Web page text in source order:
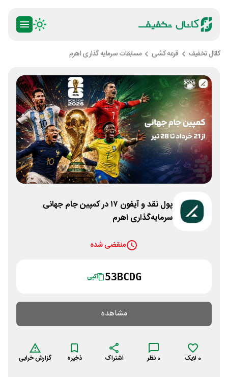
کانال تخفیف قرعه کشی مسابقات سرمایه گذاری اهرم
پول نقد و آیفون ۱۷ در کمپین جام جهانی
سرمایه‌گذاری اهرم
منقضی شده
53BCDG کپی
مشاهده
0 لایک 0 نظر اشتراک ذخیره گزارش خرابی